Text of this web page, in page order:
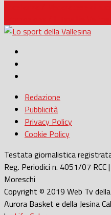
Redazione
Pubblicità
Privacy Policy
Cookie Policy
Testata giornalistica
Reg. Periodici n. 4051/07
Moreschi
Copyright © 2019 Web Tv
Aurora Basket e della Jesina